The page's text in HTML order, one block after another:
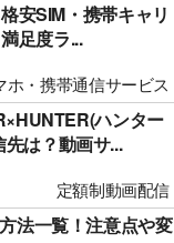
安SIM・携帯キャリ
足度ラ...
ホ・携帯通信サービス
ハンター
は？動画サ...
定額制動画配信
法一覧！注意点や変